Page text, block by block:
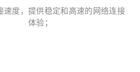
速度，提供稳定和高速的网络连接
体验；